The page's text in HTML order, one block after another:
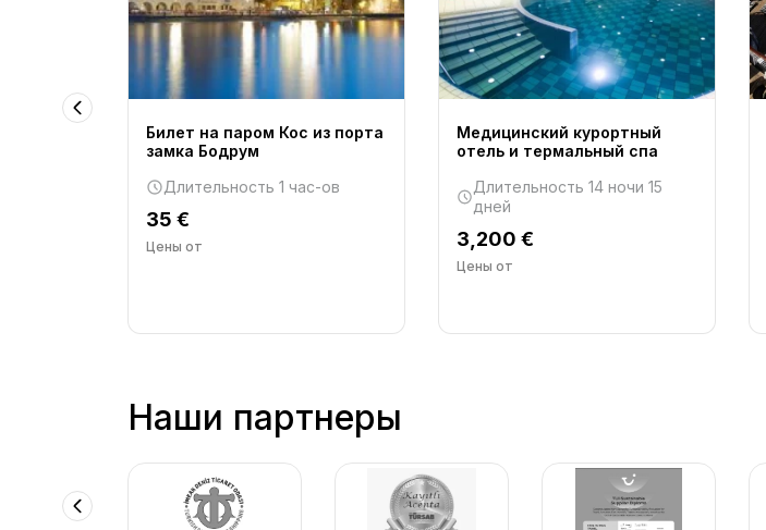
Билет на паром Кос из порта
замка Бодрум
Длительность 1 час-ов
35 €
Цены от
Медицинский курортный
отель и термальный спа
Длительность 14 ночи 15
дней
3,200 €
Цены от
Наши партнеры